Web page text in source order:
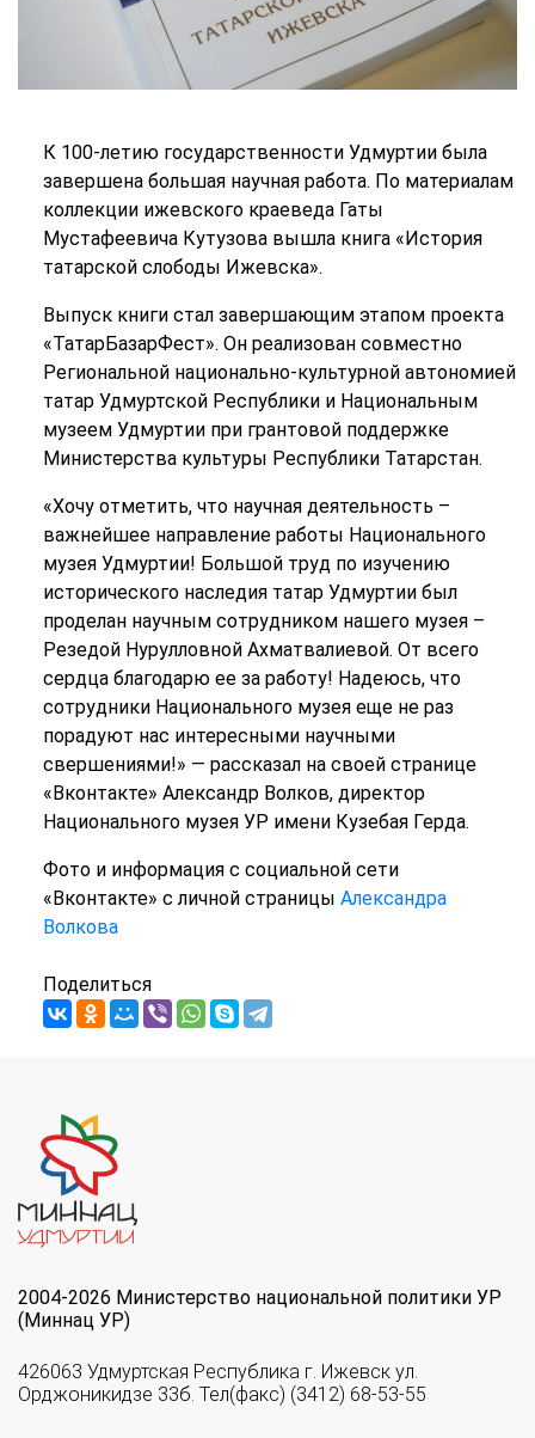
К 100-летию государственности Удмуртии была
завершена большая научная работа. По материалам
коллекции ижевского краеведа Гаты
Мустафеевича Кутузова вышла книга «История
татарской слободы Ижевска».
Выпуск книги стал завершающим этапом проекта
«ТатарБазарФест». Он реализован совместно
Региональной национально-культурной автономией
татар Удмуртской Республики и Национальным
музеем Удмуртии при грантовой поддержке
Министерства культуры Республики Татарстан.
«Хочу отметить, что научная деятельность –
важнейшее направление работы Национального
музея Удмуртии! Большой труд по изучению
исторического наследия татар Удмуртии был
проделан научным сотрудником нашего музея –
Резедой Нурулловной Ахматвалиевой. От всего
сердца благодарю ее за работу! Надеюсь, что
сотрудники Национального музея еще не раз
порадуют нас интересными научными
свершениями!» — рассказал на своей странице
«Вконтакте» Александр Волков, директор
Национального музея УР имени Кузебая Герда.
Фото и информация с социальной сети
«Вконтакте» с личной страницы Александра
Волкова
Поделиться
2004-2026 Министерство национальной политики УР
(Миннац УР)
426063 Удмуртская Республика г. Ижевск ул.
Орджоникидзе 33б. Тел(факс) (3412) 68-53-55